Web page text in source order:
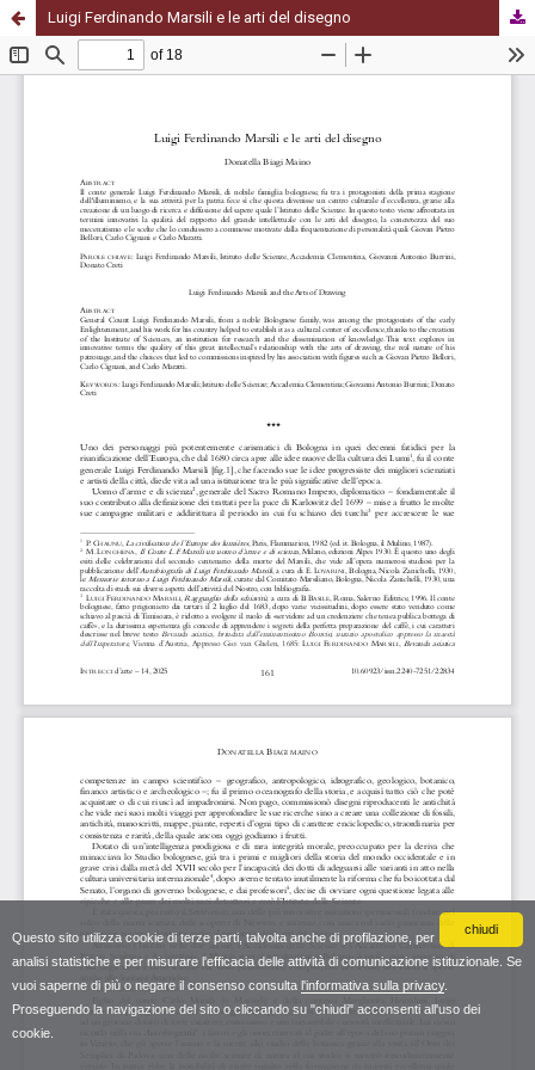
chiudi
Questo sito utilizza cookie di terze parti, talvolta anche di profilazione, per
analisi statistiche e per misurare l'efficacia delle attività di comunicazione istituzionale. Se
vuoi saperne di più o negare il consenso consulta l'informativa sulla privacy.
Proseguendo la navigazione del sito o cliccando su "chiudi" acconsenti all'uso dei
cookie.
Luigi Ferdinando Marsili e le arti del disegno